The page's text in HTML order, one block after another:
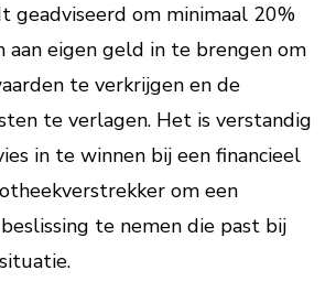
geadviseerd om minimaal 20%
aan eigen geld in te brengen om
te verkrijgen en de
te verlagen. Het is verstandig
in te winnen bij een financieel
om een
te nemen die past bij